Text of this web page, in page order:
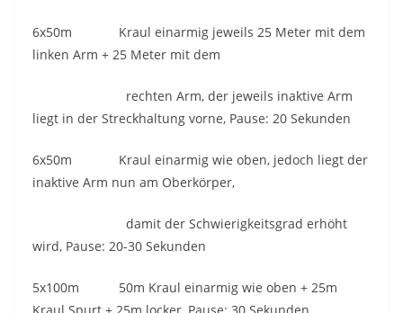
6x50m Kraul einarmig jeweils 25 Meter mit dem
linken Arm + 25 Meter mit dem
rechten Arm, der jeweils inaktive Arm
liegt in der Streckhaltung vorne, Pause: 20 Sekunden
6x50m Kraul einarmig wie oben, jedoch liegt der
inaktive Arm nun am Oberkörper,
damit der Schwierigkeitsgrad erhöht
wird, Pause: 20-30 Sekunden
5x100m 50m Kraul einarmig wie oben + 25m